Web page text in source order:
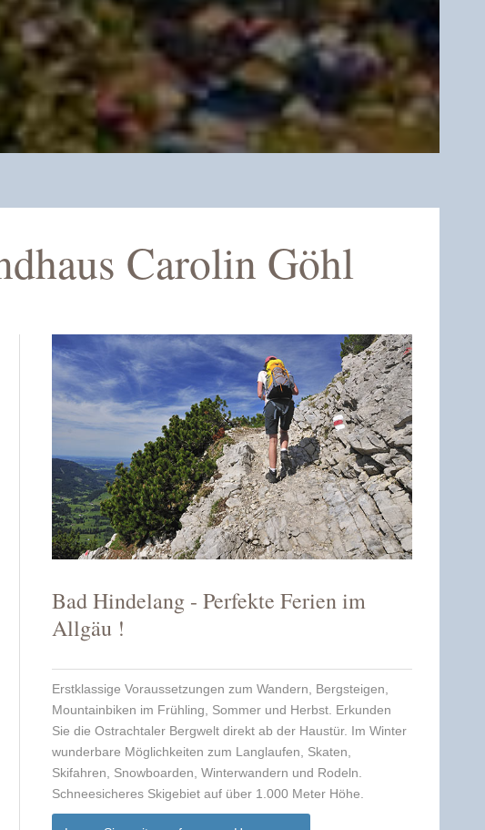
Carolin Göhl
Bad Hindelang - Perfekte Ferien im
Allgäu !
Erstklassige Voraussetzungen zum Wandern, Bergsteigen,
Mountainbiken im Frühling, Sommer und Herbst. Erkunden
Sie die Ostrachtaler Bergwelt direkt ab der Haustür. Im Winter
wunderbare Möglichkeiten zum Langlaufen, Skaten,
Skifahren, Snowboarden, Winterwandern und Rodeln.
Schneesicheres Skigebiet auf über 1.000 Meter Höhe.